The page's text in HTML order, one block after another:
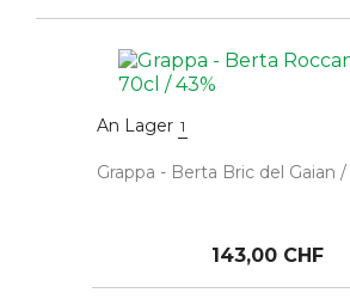
An Lager 1
Grappa - Berta Bric del Gaian
143,00 CHF